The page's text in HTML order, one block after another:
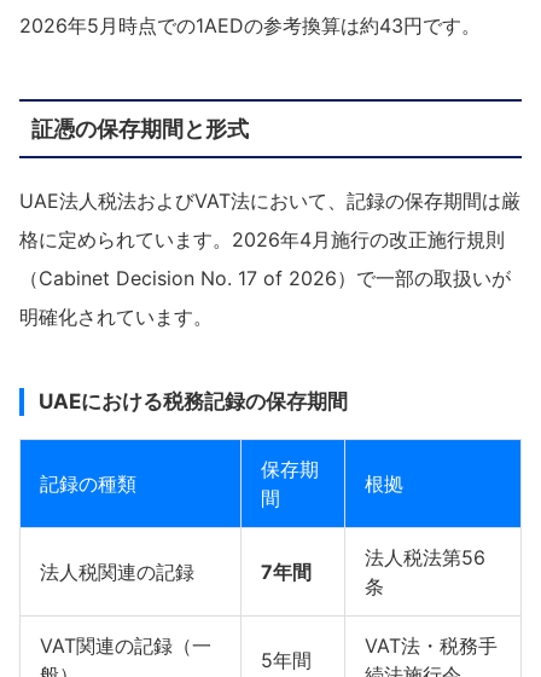
2026年5月時点での1AEDの参考換算は約43円です。
証憑の保存期間と形式
UAE法人税法およびVAT法において、記録の保存期間は厳
格に定められています。2026年4月施行の改正施行規則
（Cabinet Decision No. 17 of 2026）で一部の取扱いが
明確化されています。
UAEにおける税務記録の保存期間
記録の種類
保存期
間
根拠
法人税関連の記録 7年間
法人税法第56
条
VAT関連の記録（一
5年間
VAT法・税務手